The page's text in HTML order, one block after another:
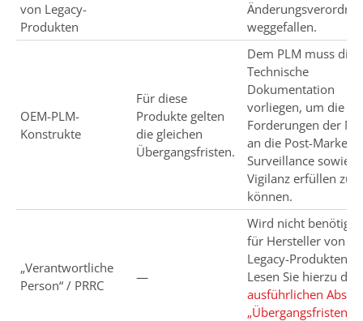
von Legacy-
Produkten
weggefallen.
OEM-PLM-
Konstrukte
Für diese
Produkte gelten
die gleichen
Übergangsfristen.
Dem PLM muss die
Technische
Dokumentation
vorliegen, um die
Forderungen der
an die Post-Market-
Surveillance sowie
Vigilanz erfüllen zu
können.
„Verantwortliche
Person“ / PRRC
—
Wird nicht benötigt
für Hersteller von
Legacy-Produkten.
Lesen Sie hierzu den
ausführlichen Absatz
„Übergangsfristen“